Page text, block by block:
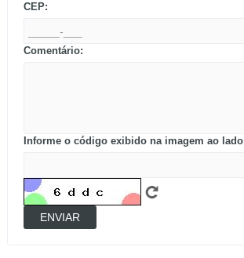
CEP:
Comentário:
Informe o código exibido na imagem ao lado
ENVIAR